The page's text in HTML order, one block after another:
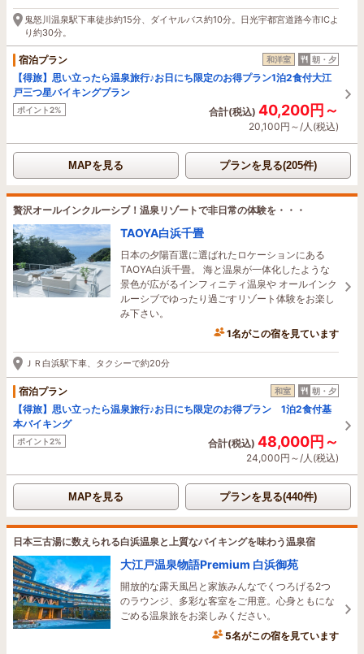
2時間前に予約されました
鬼怒川温泉駅下車徒歩約15分、ダイヤルバス約10分。日光宇都宮道路今市ICよ
り約30分。
宿泊プラン 和洋室 朝・夕
【得旅】思い立ったら温泉旅行♪お日にち限定のお得プラン1泊2食付大江
戸三つ星バイキングプラン
ポイント2% 合計(税込) 40,200円～
20,100円～/人(税込)
MAPを見る プランを見る(205件)
贅沢オールインクルーシブ！温泉リゾートで非日常の体験を・・・
TAOYA白浜千畳
日本の夕陽百選に選ばれたロケーションにある
TAOYA白浜千畳。 海と温泉が一体化したような
景色が広がるインフィニティ温泉や オールインク
ルーシブでゆったり過ごすリゾート体験をお楽し
み下さい。
1名がこの宿を見ています
34分前に予約されました
ＪＲ白浜駅下車、タクシーで約20分
宿泊プラン 和室 朝・夕
【得旅】思い立ったら温泉旅行♪お日にち限定のお得プラン 1泊2食付基
本バイキング
ポイント2% 合計(税込) 48,000円～
24,000円～/人(税込)
MAPを見る プランを見る(440件)
日本三古湯に数えられる白浜温泉と上質なバイキングを味わう温泉宿
大江戸温泉物語Premium 白浜御苑
開放的な露天風呂と家族みんなでくつろげる2つ
のラウンジ、多彩な客室をご用意。心身ともにな
ごめる温泉旅をお楽しみください。
5名がこの宿を見ています